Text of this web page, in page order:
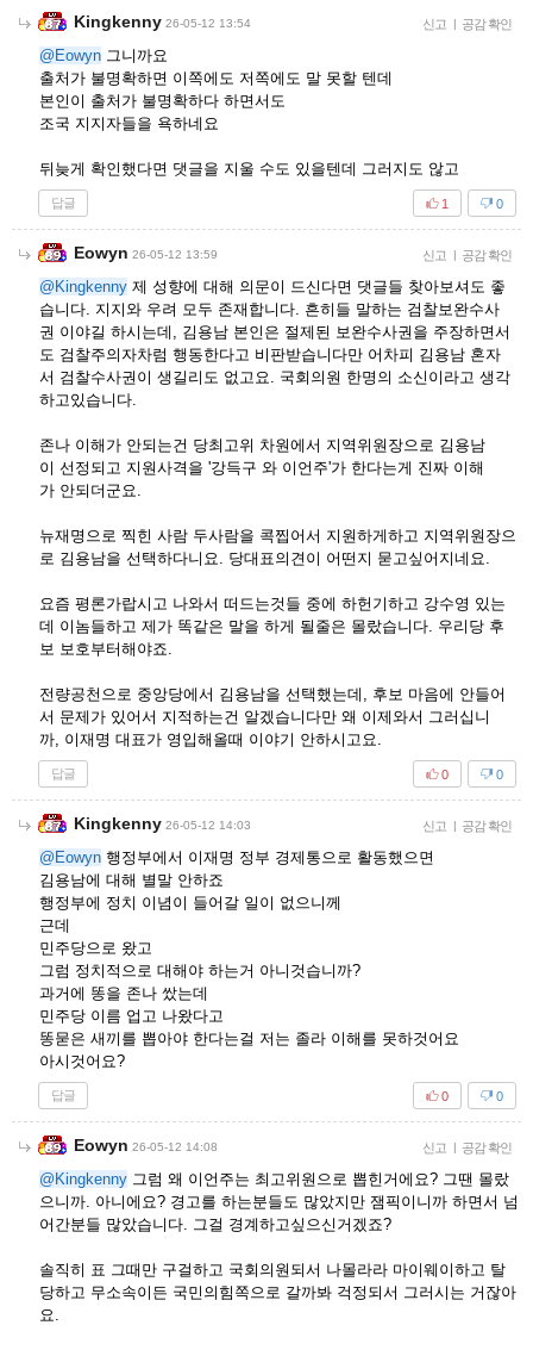
Kingkenny 26-05-12 13:54 신고 | 공감 확인
@Eowyn 그니까요
출처가 불명확하면 이쪽에도 저쪽에도 말 못할 텐데
본인이 출처가 불명확하다 하면서도
조국 지지자들을 욕하네요
뒤늦게 확인했다면 댓글을 지울 수도 있을텐데 그러지도 않고
답글 0
1
Eowyn 26-05-12 13:59 신고 | 공감 확인
@Kingkenny 제 성향에 대해 의문이 드신다면 댓글들 찾아보셔도 좋
습니다. 지지와 우려 모두 존재합니다. 흔히들 말하는 검찰보완수사
권 이야길 하시는데, 김용남 본인은 절제된 보완수사권을 주장하면서
도 검찰주의자차럼 행동한다고 비판받습니다만 어차피 김용남 혼자
서 검찰수사권이 생길리도 없고요. 국회의원 한명의 소신이라고 생각
하고있습니다.
존나 이해가 안되는건 당최고위 차원에서 지역위원장으로 김용남
이 선정되고 지원사격을 '강득구 와 이언주'가 한다는게 진짜 이해
가 안되더군요.
뉴재명으로 찍힌 사람 두사람을 콕찝어서 지원하게하고 지역위원장으
로 김용남을 선택하다니요. 당대표의견이 어떤지 묻고싶어지네요.
요즘 평론가랍시고 나와서 떠드는것들 중에 하헌기하고 강수영 있는
데 이놈들하고 제가 똑같은 말을 하게 될줄은 몰랐습니다. 우리당 후
보 보호부터해야죠.
전량공천으로 중앙당에서 김용남을 선택했는데, 후보 마음에 안들어
서 문제가 있어서 지적하는건 알겠습니다만 왜 이제와서 그러십니
까, 이재명 대표가 영입해올때 이야기 안하시고요.
답글 0
0
Kingkenny 26-05-12 14:03 신고 | 공감 확인
@Eowyn 행정부에서 이재명 정부 경제통으로 활동했으면
김용남에 대해 별말 안하죠
행정부에 정치 이념이 들어갈 일이 없으니께
근데
민주당으로 왔고
그럼 정치적으로 대해야 하는거 아니것습니까?
과거에 똥을 존나 쌌는데
민주당 이름 업고 나왔다고
똥묻은 새끼를 뽑아야 한다는걸 저는 졸라 이해를 못하것어요
아시것어요?
답글 0
0
Eowyn 26-05-12 14:08 신고 | 공감 확인
@Kingkenny 그럼 왜 이언주는 최고위원으로 뽑힌거에요? 그땐 몰랐
으니까. 아니에요? 경고를 하는분들도 많았지만 잼픽이니까 하면서 넘
어간분들 많았습니다. 그걸 경계하고싶으신거겠죠?
솔직히 표 그때만 구걸하고 국회의원되서 나몰라라 마이웨이하고 탈
당하고 무소속이든 국민의힘쪽으로 갈까봐 걱정되서 그러시는 거잖아
요.